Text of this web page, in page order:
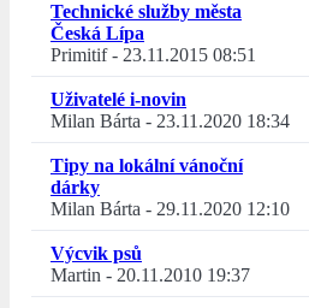
Technické služby města
Česká Lípa
Primitif- 23.11.2015 08:51
Uživatelé i-novin
Milan Bárta - 23.11.2020 18:34
Tipy na lokální vánoční
dárky
Milan Bárta - 29.11.2020 12:10
Výcvik psů
Martin - 20.11.2010 19:37